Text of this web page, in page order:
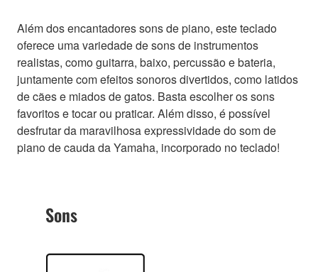
Além dos encantadores sons de piano, este teclado
oferece uma variedade de sons de instrumentos
realistas, como guitarra, baixo, percussão e bateria,
juntamente com efeitos sonoros divertidos, como latidos
de cães e miados de gatos. Basta escolher os sons
favoritos e tocar ou praticar. Além disso, é possível
desfrutar da maravilhosa expressividade do som de
piano de cauda da Yamaha, incorporado no teclado!
Sons